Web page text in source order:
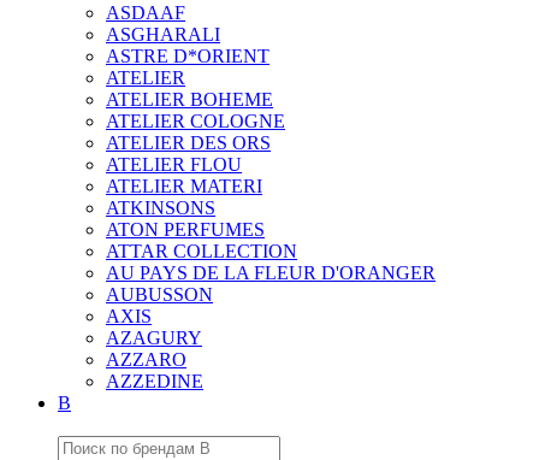
ASDAAF
ASGHARALI
ASTRE D*ORIENT
ATELIER
ATELIER BOHEME
ATELIER COLOGNE
ATELIER DES ORS
ATELIER FLOU
ATELIER MATERI
ATKINSONS
ATON PERFUMES
ATTAR COLLECTION
AU PAYS DE LA FLEUR D'ORANGER
AUBUSSON
AXIS
AZAGURY
AZZARO
AZZEDINE
B